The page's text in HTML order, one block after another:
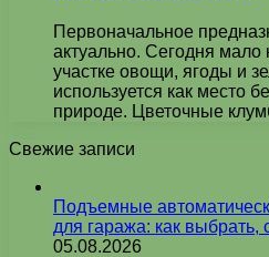
Первоначальное
актуально. Сегодня мало
участке овощи, ягоды и
используется как место
природе. Цветочные
Свежие записи
Подъемные
для гаража: как выбрать,
05.08.2026